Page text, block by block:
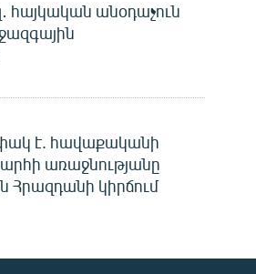
հայկական անօդաչուն
է. հավաքականի
առաջնությանը
կիրճում